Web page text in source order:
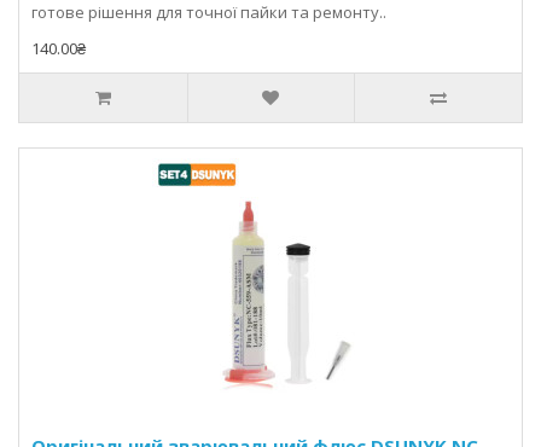
готове рішення для точної пайки та ремонту..
140.00₴